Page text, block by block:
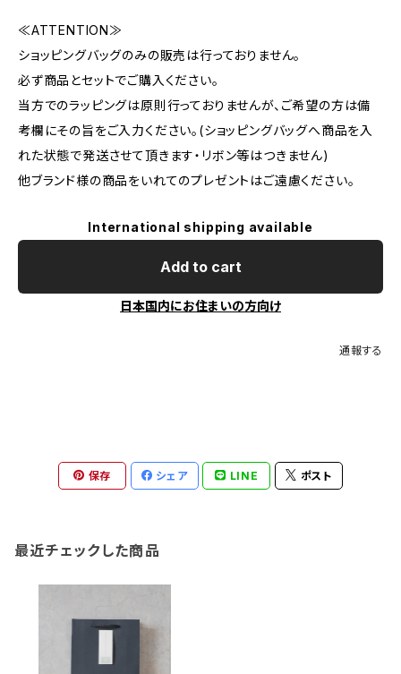
≪ATTENTION≫
ショッピングバッグのみの販売は行っておりません。
必ず商品とセットでご購入ください。
当方でのラッピングは原則行っておりませんが、ご希望の方は備
考欄にその旨をご入力ください。(ショッピングバッグへ商品を入
れた状態で発送させて頂きます・リボン等はつきません)
他ブランド様の商品をいれてのプレゼントはご遠慮ください。
International shipping available
Add to cart
日本国内にお住まいの方向け
通報する
保存 シェア LINE ポスト
最近チェックした商品